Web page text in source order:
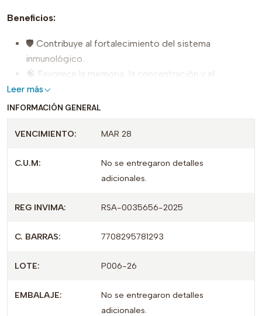
Beneficios:
🛡️ Contribuye al fortalecimiento del sistema
inmunológico.
🧠 Favorece la memoria, la concentración y el
rendimiento mental gracias a la Melena de León.
💪 Aporta proteínas, vitaminas y minerales esenciales.
🌿 ContieneColostro Bovino,Betaglucanos de
Ganoderma
Hongo Shiitake
⚡ Ayuda a mantener la energía y la vitalidad.
✨ ¡Nutrición completa para fortalecer tu organismo! Con
vitaminas y minerales que apoyan tus defensas, favorecen
Leer más
INFORMACIÓN GENERAL
VENCIMIENTO: MAR 28
C.U.M:
No se entregaron detalles
adicionales.
REG INVIMA: RSA-0035656-2025
C. BARRAS: 7708295781293
LOTE: P006-26
EMBALAJE:
No se entregaron detalles
adicionales.